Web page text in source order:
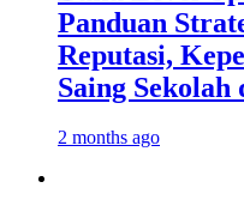
Panduan
Reputasi,
Saing
2 months ago